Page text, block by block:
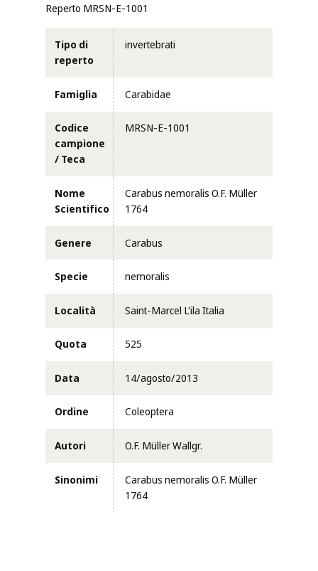
Reperto MRSN-E-1001
Tipo di
reperto
invertebrati
Famiglia Carabidae
Codice
campione
/ Teca
MRSN-E-1001
Nome
Scientifico
Carabus nemoralis O.F. Müller
1764
Genere Carabus
Specie nemoralis
Località Saint-Marcel L'ila Italia
Quota 525
Data 14/agosto/2013
Ordine Coleoptera
Autori O.F. Müller Wallgr.
Sinonimi
Carabus nemoralis O.F. Müller
1764